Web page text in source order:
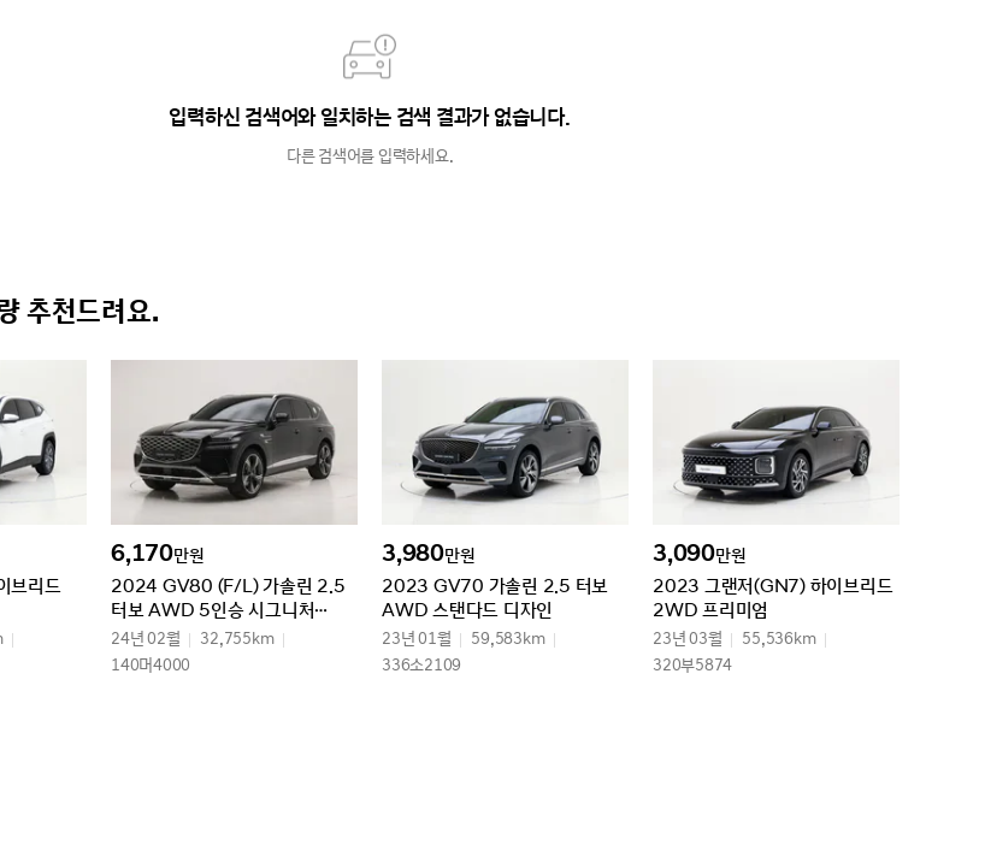
입력하신 검색어와 일치하는 검색 결과가 없습니다.
다른 검색어를 입력하세요.
추천드려요.
브리드
6,170만원
2024 GV80 (F/L) 가솔린 2.5
터보 AWD 5인승 시그니처
디자인 셀렉션Ⅱ
24년 02월
32,755km
140머4000
3,980만원
2023 GV70 가솔린 2.5 터보
AWD 스탠다드 디자인
23년 01월
59,583km
336소2109
3,090만원
2023 그랜저(GN7) 하이브리드
2WD 프리미엄
23년 03월
55,536km
320부5874